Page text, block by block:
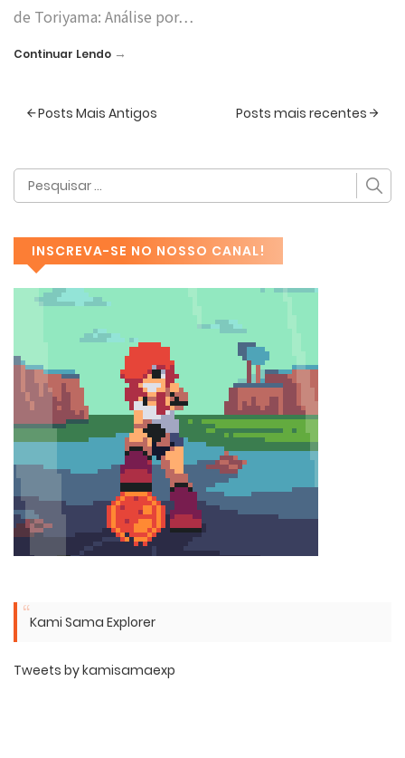
de Toriyama: Análise por…
Continuar Lendo →
Posts Mais Antigos Posts mais recentes
INSCREVA-SE NO NOSSO CANAL!
Kami Sama Explorer
Tweets by kamisamaexp